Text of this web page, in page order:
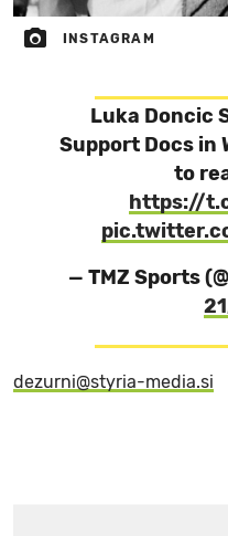
INSTAGRAM
Luka Doncic
Support Docs in
to
https://
— TMZ Sports
dezurni@styria-media.si